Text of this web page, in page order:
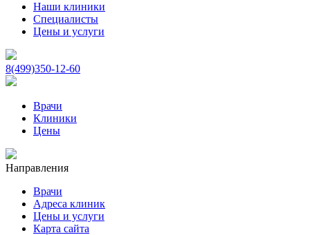
Наши клиники
Специалисты
Цены и услуги
8(499)350-12-60
Врачи
Клиники
Цены
Направления
Врачи
Адреса клиник
Цены и услуги
Карта сайта